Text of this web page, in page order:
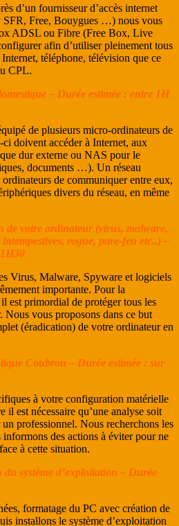
d’un fournisseur d’accès internet
SFR, Free, Bouygues …) nous vous
ADSL ou Fibre (Free Box, Live
afin d’utiliser pleinement tous
téléphone, télévision que ce
CPL.
– Durée estimée : entre 1H
de plusieurs micro-ordinateurs de
doivent accéder à Internet, aux
dur externe ou NAS pour le
documents …). Un réseau
de communiquer entre eux,
divers du réseau, en même
de votre ordinateur (virus, malware,
rogue, pare-feu etc..) –
Virus, Malware, Spyware et logiciels
importante. Pour la
est primordial de protéger tous les
Nous vous proposons dans ce but
(éradication) de votre ordinateur en
Coubron – Durée estimée : sur
à votre configuration matérielle
il est nécessaire qu’une analyse soit
professionnel. Nous recherchons les
des actions à éviter pour ne
à cette situation.
système d’exploitation – Durée
formatage du PC avec création de
installons le système d’exploitation